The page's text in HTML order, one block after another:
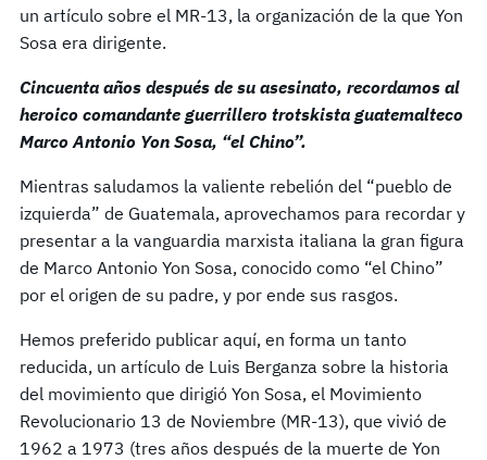
un artículo sobre el MR-13, la organización de la que Yon
Sosa era dirigente.
Cincuenta años después de su asesinato, recordamos al
heroico comandante guerrillero trotskista guatemalteco
Marco Antonio Yon Sosa, “el Chino”.
Mientras saludamos la valiente rebelión del “pueblo de
izquierda” de Guatemala, aprovechamos para recordar y
presentar a la vanguardia marxista italiana la gran figura
de Marco Antonio Yon Sosa, conocido como “el Chino”
por el origen de su padre, y por ende sus rasgos.
Hemos preferido publicar aquí, en forma un tanto
reducida, un artículo de Luis Berganza sobre la historia
del movimiento que dirigió Yon Sosa, el Movimiento
Revolucionario 13 de Noviembre (MR-13), que vivió de
1962 a 1973 (tres años después de la muerte de Yon